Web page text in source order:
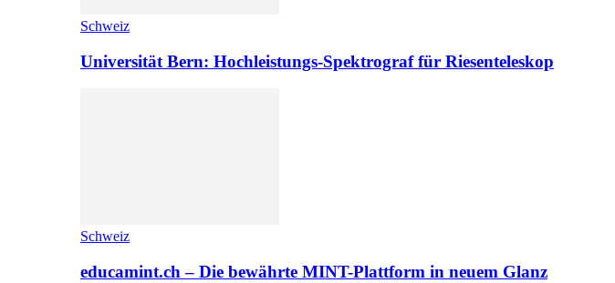
Schweiz
Universität Bern: Hochleistungs-Spektrograf für Riesenteleskop
Schweiz
educamint.ch – Die bewährte MINT-Plattform in neuem Glanz